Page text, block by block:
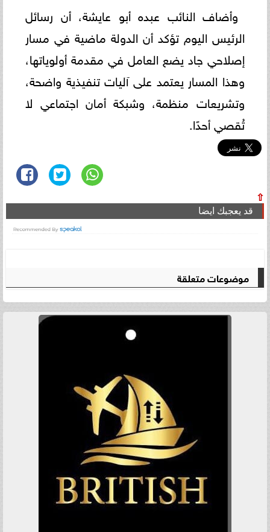
وأضاف النائب عبده أبو عايشة، أن رسائل
الرئيس اليوم تؤكد أن الدولة ماضية في مسار
إصلاحي جاد يضع العامل في مقدمة أولوياتها،
وهذا المسار يعتمد على آليات تنفيذية واضحة،
وتشريعات منظمة، وشبكة أمان اجتماعي لا
تُقصي أحدًا.
⇧
قد يعجبك ايضا
موضوعات متعلقة